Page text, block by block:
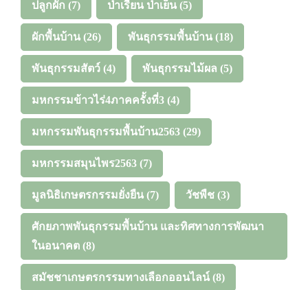
ปลูกผัก (7) ป่าเรียน ป่าเย็น (5)
ผักพื้นบ้าน (26) พันธุกรรมพื้นบ้าน (18)
พันธุกรรมสัตว์ (4) พันธุกรรมไม้ผล (5)
มหกรรมข้าวไร่4ภาคครั้งที่3 (4)
มหกรรมพันธุกรรมพื้นบ้าน2563 (29)
มหกรรมสมุนไพร2563 (7)
มูลนิธิเกษตรกรรมยั่งยืน (7) วัชพืช (3)
ศักยภาพพันธุกรรมพื้นบ้าน และทิศทางการพัฒนา
ในอนาคต (8)
สมัชชาเกษตรกรรมทางเลือกออนไลน์ (8)